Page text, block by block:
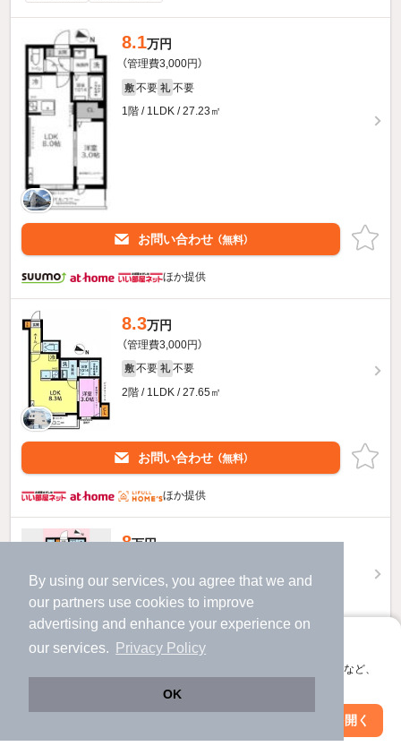
By using our services, you agree that we and
our partners use cookies to improve
advertising and enhance your experience on
our services.
Privacy Policy
OK
アプリに切り替えて、サクサクお部屋探し
会員登録なしですぐ使える。マップ検索やお気に入り保存など、
アプリを開く
8.1万円
（管理費3,000円）
敷 不要 礼 不要
1階 / 1LDK / 27.23㎡
お問い合わせ （無料）
ほか提供
8.3万円
（管理費3,000円）
敷 不要 礼 不要
2階 / 1LDK / 27.65㎡
お問い合わせ （無料）
ほか提供
8万円
敷 不要 礼 不要
1階 / 1LDK / 27.65㎡
物件詳細を見る
絞り込み条件を変更